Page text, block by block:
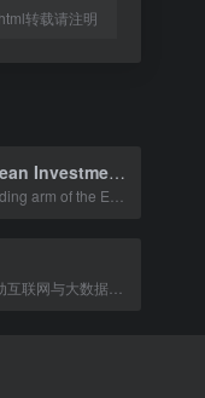
转载请注明
European Investment Bank